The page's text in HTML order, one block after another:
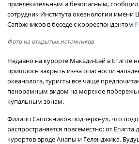
привлекательным и безопасным,
сотрудник Института океанологии
Сапожников в беседе с корреспондентом
Фото из открытых источников
Недавно на курорте Макади-Бэй в Египте
пришлось закрыть из-за опасности
океанолога, туристы все чаще
панорамным видом на морское
купальным зонам.
Филипп Сапожников подчеркнул, что
распространяется повсеместно: от Египта
курортов вроде Анапы и Геленджика.